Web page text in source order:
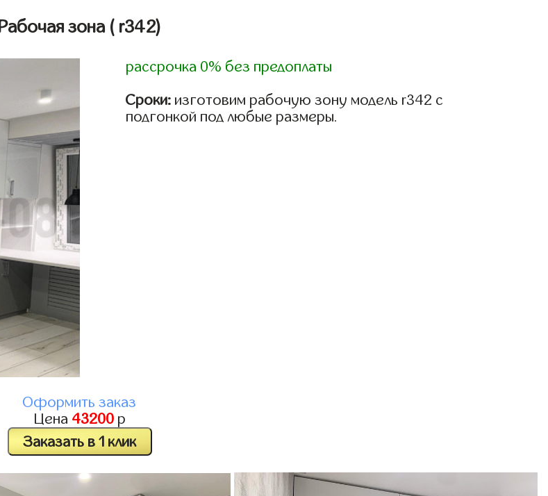
Рабочая зона ( r342)
рассрочка 0% без предоплаты
Сроки: изготовим рабочую зону модель r342 с
подгонкой под любые размеры.
Оформить заказ
Цена 43200р
Заказать в 1 клик